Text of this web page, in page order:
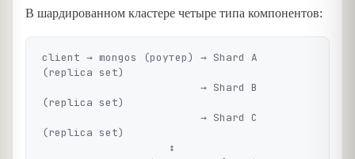
В шардированном кластере четыре типа компонентов:
client → mongos (роутер) → Shard A
(replica set)
(replica set)
(replica set)